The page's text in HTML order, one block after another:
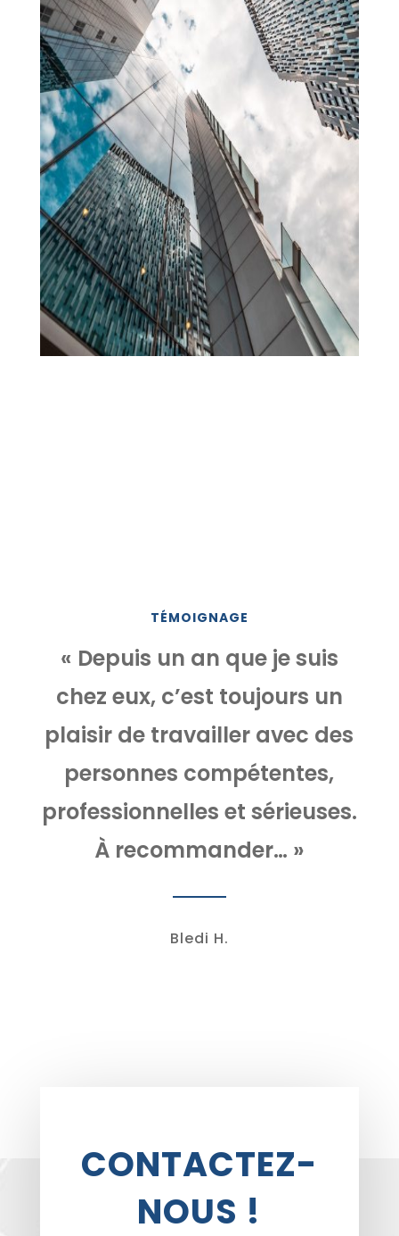
TÉMOIGNAGE
« Depuis un an que je suis
chez eux, c’est toujours un
plaisir de travailler avec des
personnes compétentes,
professionnelles et sérieuses.
À recommander… »
Bledi H.
CONTACTEZ-
NOUS !